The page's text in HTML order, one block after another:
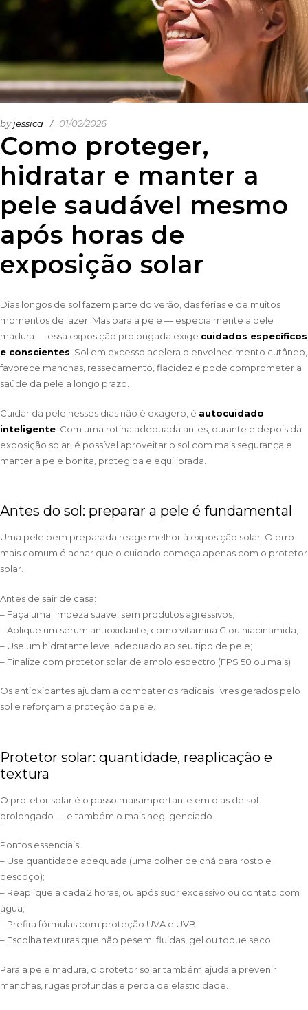
Como proteger,
hidratar e manter a
pele saudável mesmo
após horas de
exposição solar
byjessica 01/02/2026
Dias longos de sol fazem parte do verão, das férias e de muitos
momentos de lazer. Mas para a pele — especialmente a pele
madura — essa exposição prolongada exige cuidados específicos
e conscientes. Sol em excesso acelera o envelhecimento cutâneo,
favorece manchas, ressecamento, flacidez e pode comprometer a
saúde da pele a longo prazo.
Cuidar da pele nesses dias não é exagero, é autocuidado
inteligente . Com uma rotina adequada antes, durante e depois da
exposição solar, é possível aproveitar o sol com mais segurança e
manter a pele bonita, protegida e equilibrada.
Antes do sol: preparar a pele é fundamental
Uma pele bem preparada reage melhor à exposição solar. O erro
mais comum é achar que o cuidado começa apenas com o protetor
solar.
Antes de sair de casa:
– Faça uma limpeza suave, sem produtos agressivos;
– Aplique um sérum antioxidante, como vitamina C ou niacinamida;
– Use um hidratante leve, adequado ao seu tipo de pele;
– Finalize com protetor solar de amplo espectro (FPS 50 ou mais)
Os antioxidantes ajudam a combater os radicais livres gerados pelo
sol e reforçam a proteção da pele.
Protetor solar: quantidade, reaplicação e
textura
O protetor solar é o passo mais importante em dias de sol
prolongado — e também o mais negligenciado.
Pontos essenciais:
– Use quantidade adequada (uma colher de chá para rosto e
pescoço);
– Reaplique a cada 2 horas, ou após suor excessivo ou contato com
água;
– Prefira fórmulas com proteção UVA e UVB;
– Escolha texturas que não pesem: fluidas, gel ou toque seco
Para a pele madura, o protetor solar também ajuda a prevenir
manchas, rugas profundas e perda de elasticidade.